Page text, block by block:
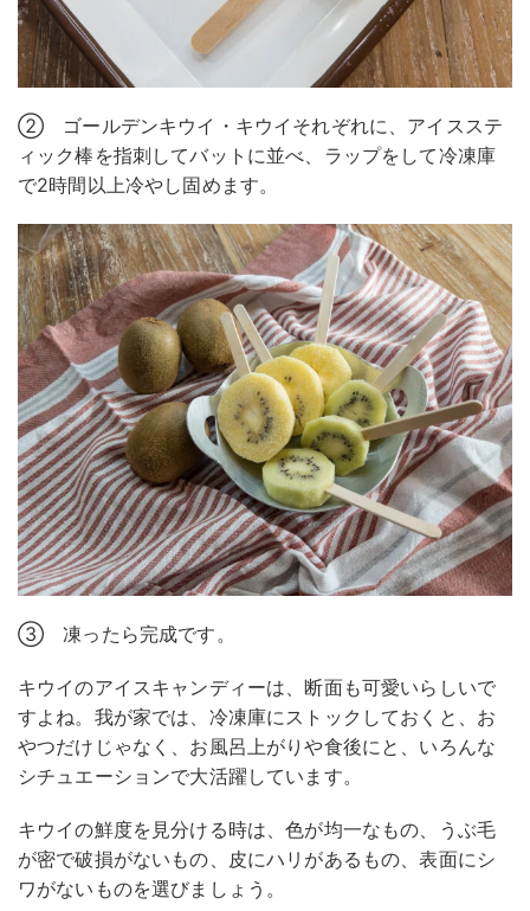
② ゴールデンキウイ・キウイそれぞれに、アイスステ
ィック棒を指刺してバットに並べ、ラップをして冷凍庫
で2時間以上冷やし固めます。
③ 凍ったら完成です。
キウイのアイスキャンディーは、断面も可愛いらしいで
すよね。我が家では、冷凍庫にストックしておくと、お
やつだけじゃなく、お風呂上がりや食後にと、いろんな
シチュエーションで大活躍しています。
キウイの鮮度を見分ける時は、色が均一なもの、うぶ毛
が密で破損がないもの、皮にハリがあるもの、表面にシ
ワがないものを選びましょう。